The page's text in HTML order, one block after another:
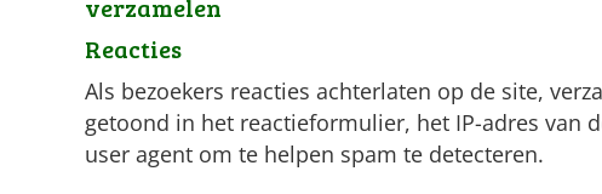
verzamelen
Reacties
Als bezoekers reacties achterlaten op de site,
getoond in het reactieformulier, het IP-adres van
user agent om te helpen spam te detecteren.